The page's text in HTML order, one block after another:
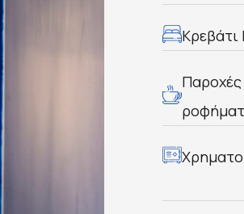
Κρεβάτι
Παροχές